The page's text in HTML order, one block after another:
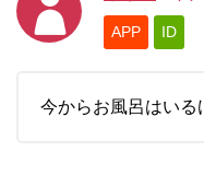
APP ID
今からお風呂はいる